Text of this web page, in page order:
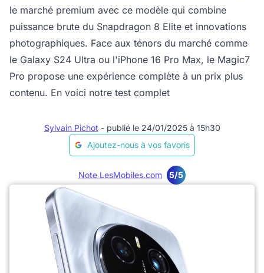
le marché premium avec ce modèle qui combine
puissance brute du Snapdragon 8 Elite et innovations
photographiques. Face aux ténors du marché comme
le Galaxy S24 Ultra ou l'iPhone 16 Pro Max, le Magic7
Pro propose une expérience complète à un prix plus
contenu. En voici notre test complet
Sylvain Pichot - publié le 24/01/2025 à 15h30
Ajoutez-nous à vos favoris
Note LesMobiles.com 5/5